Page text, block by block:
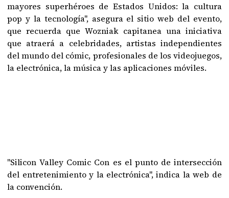
mayores superhéroes de Estados Unidos: la cultura
pop y la tecnología", asegura el sitio web del evento,
que recuerda que Wozniak capitanea una iniciativa
que atraerá a celebridades, artistas independientes
del mundo del cómic, profesionales de los videojuegos,
la electrónica, la música y las aplicaciones móviles.
"Silicon Valley Comic Con es el punto de intersección
del entretenimiento y la electrónica", indica la web de
la convención.